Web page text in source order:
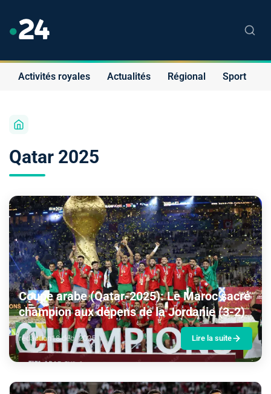
Activités royales Actualités Régional Sport
Qatar 2025
Coupe arabe (Qatar-2025): Le Maroc sacré
champion aux dépens de la Jordanie (3-2)
redaction18 déc. 2025 Lire la suite